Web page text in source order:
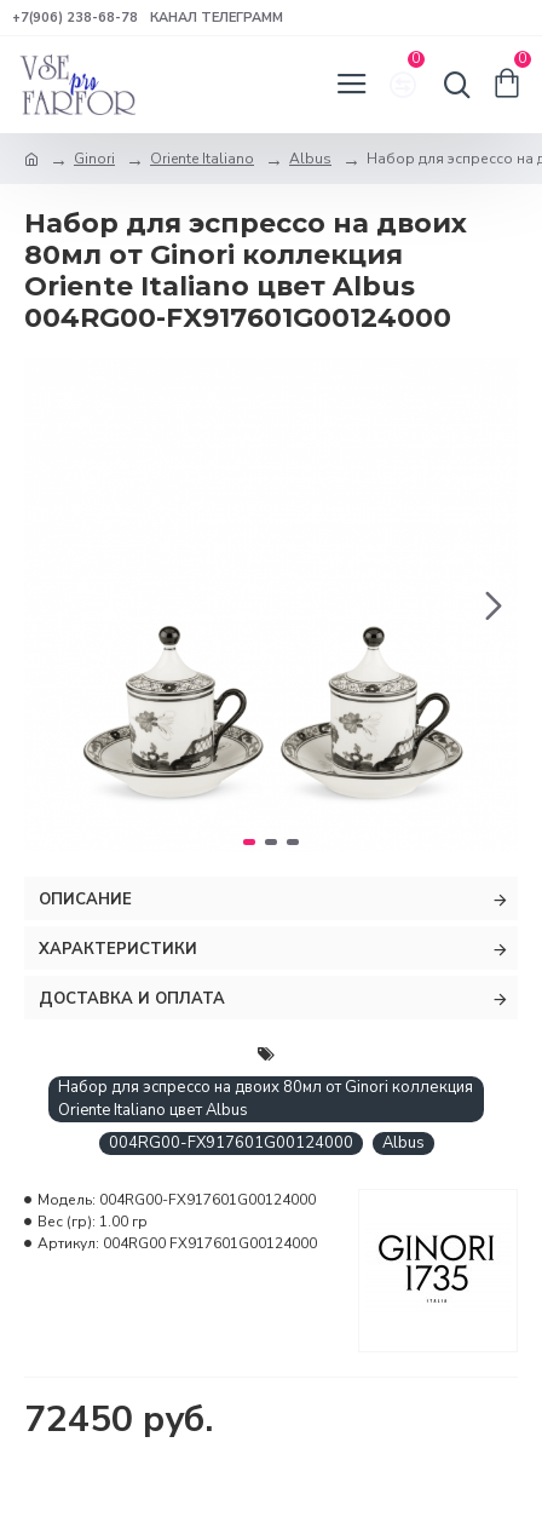
+7(906) 238-68-78 КАНАЛ ТЕЛЕГРАММ
0 0
Ginori Oriente Italiano Albus Набор для эспрессо на
Набор для эспрессо на двоих
80мл от Ginori коллекция
Oriente Italiano цвет Albus
004RG00-FX917601G00124000
ОПИСАНИЕ
ХАРАКТЕРИСТИКИ
ДОСТАВКА И ОПЛАТА
Набор для эспрессо на двоих 80мл от Ginori коллекция
Oriente Italiano цвет Albus
004RG00-FX917601G00124000
Albus
72450 руб.
Модель: 004RG00-FX917601G00124000
Вес (гр): 1.00 гр
Артикул: 004RG00 FX917601G00124000